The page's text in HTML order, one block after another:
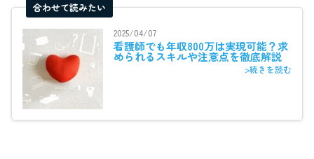
合わせて読みたい
2025/04/07
看護師でも年収800万は実現可能？求
められるスキルや注意点を徹底解説
>続きを読む